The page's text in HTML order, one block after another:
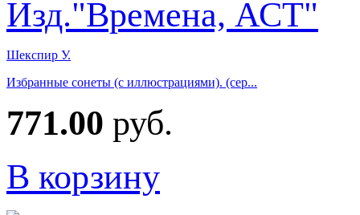
Шекспир У.
Избранные сонеты (с иллюстрациями). (сер...
771.00 руб.
В корзину